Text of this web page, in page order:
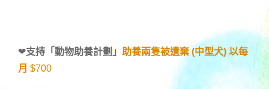
❤支持「動物助養計劃 」 助養兩隻被遺棄 (中型犬) 以每
月 $700